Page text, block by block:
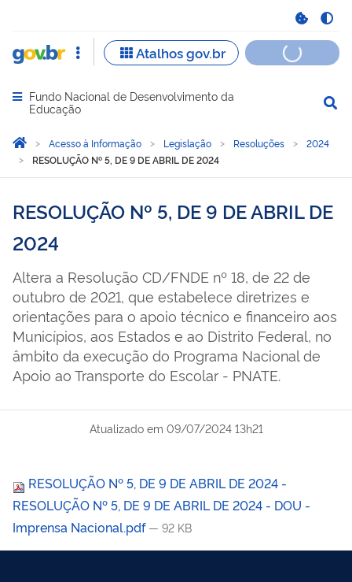
Abrir menu principal de navegação
Fundo Nacional de Desenvolvimento da
Educação
Você está aqui:
Página Inicial
Acesso à Informação Legislação Resoluções
2024
RESOLUÇÃO Nº 5, DE 9 DE ABRIL DE 2024
RESOLUÇÃO Nº 5, DE 9 DE ABRIL DE
2024
Altera a Resolução CD/FNDE nº 18, de 22 de
outubro de 2021, que estabelece diretrizes e
orientações para o apoio técnico e financeiro aos
Municípios, aos Estados e ao Distrito Federal, no
âmbito da execução do Programa Nacional de
Apoio ao Transporte do Escolar - PNATE.
Atualizado em 09/07/2024 13h21
RESOLUÇÃO Nº 5, DE 9 DE ABRIL DE 2024 -
RESOLUÇÃO Nº 5, DE 9 DE ABRIL DE 2024 - DOU -
Imprensa Nacional.pdf — 92 KB